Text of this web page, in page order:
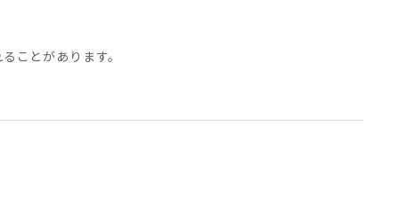
ことがあります。